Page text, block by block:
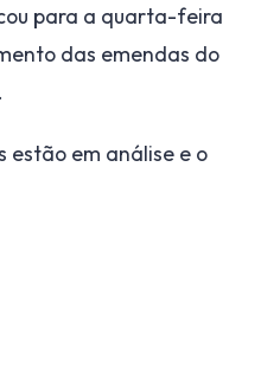
para a quarta-feira
das emendas do
estão em análise e o